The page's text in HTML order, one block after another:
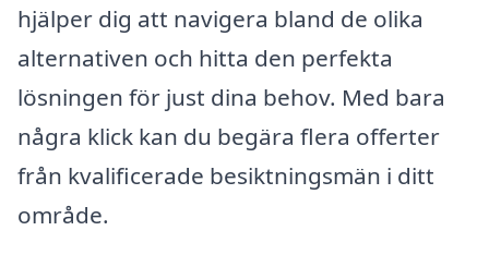
hjälper dig att navigera bland de olika
alternativen och hitta den perfekta
lösningen för just dina behov. Med bara
några klick kan du begära flera offerter
från kvalificerade besiktningsmän i ditt
område.